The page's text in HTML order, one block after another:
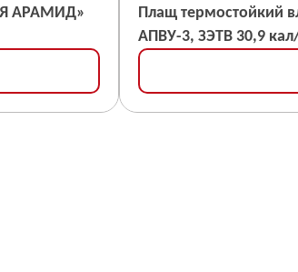
Плащ термостойкий
АПВУ-3, ЗЭТВ 30,9